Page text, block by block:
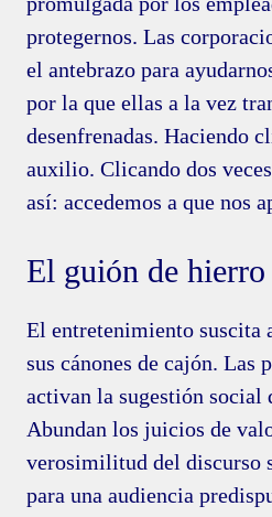
protegernos. Las
el antebrazo para
por la que ellas a la vez
desenfrenadas. Haciendo
auxilio. Clicando dos
así: accedemos a que nos
El guión de hierro
El entretenimiento suscita
sus cánones de cajón.
activan la sugestión social
Abundan los juicios de
verosimilitud del discurso
para una audiencia